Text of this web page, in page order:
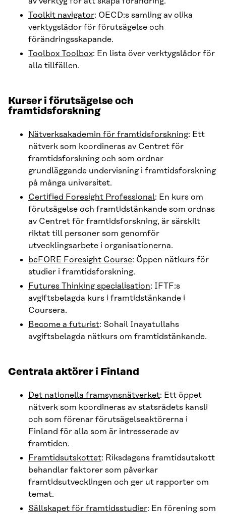
Toolkit navigator: OECD:s samling av olika
verktygslådor för förutsägelse och
förändringsskapande.
Toolbox Toolbox: En lista över verktygslådor för
alla tillfällen.
Kurser i förutsägelse och
framtidsforskning
Nätverksakademin för framtidsforskning: Ett
nätverk som koordineras av Centret för
framtidsforskning och som ordnar
grundläggande undervisning i framtidsforskning
på många universitet.
Certified Foresight Professional: En kurs om
förutsägelse och framtidstänkande som ordnas
av Centret för framtidsforskning, är särskilt
riktat till personer som genomför
utvecklingsarbete i organisationerna.
beFORE Foresight Course: Öppen nätkurs för
studier i framtidsforskning.
Futures Thinking specialisation: IFTF:s
avgiftsbelagda kurs i framtidstänkande i
Coursera.
Become a futurist: Sohail Inayatullahs
avgiftsbelagda nätkurs om framtidstänkande.
Centrala aktörer i Finland
Det nationella framsynsnätverket: Ett öppet
nätverk som koordineras av statsrådets kansli
och som förenar förutsägelseaktörerna i
Finland för alla som är intresserade av
framtiden.
Framtidsutskottet: Riksdagens framtidsutskott
behandlar faktorer som påverkar
framtidsutvecklingen och ger ut rapporter om
temat.
Sällskapet för framtidsstudier: En förening som